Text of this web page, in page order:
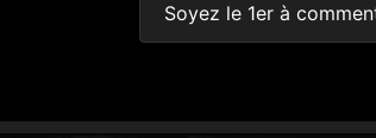
Soyez le 1er à